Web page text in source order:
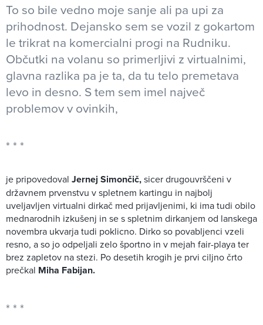
To so bile vedno moje sanje ali pa upi za
prihodnost. Dejansko sem se vozil z gokartom
le trikrat na komercialni progi na Rudniku.
Občutki na volanu so primerljivi z virtualnimi,
glavna razlika pa je ta, da tu telo premetava
levo in desno. S tem sem imel največ
problemov v ovinkih,
je pripovedoval Jernej Simončič,sicer drugouvrščeni v
državnem prvenstvu v spletnem kartingu in najbolj
uveljavljen virtualni dirkač med prijavljenimi, ki ima tudi obilo
mednarodnih izkušenj in se s spletnim dirkanjem od lanskega
novembra ukvarja tudi poklicno. Dirko so povabljenci vzeli
resno, a so jo odpeljali zelo športno in v mejah fair-playa ter
brez zapletov na stezi. Po desetih krogih je prvi ciljno črto
prečkal Miha Fabijan.